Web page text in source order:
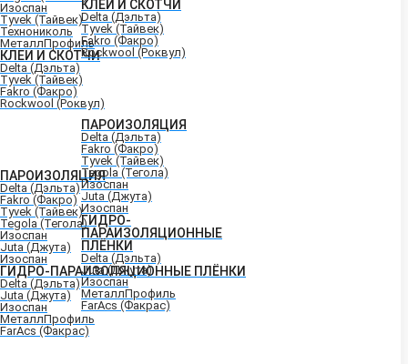
КЛЕИ И СКОТЧИ
Delta (Дэльта)
Tyvek (Тайвек)
Fakro (Факро)
Rockwool (Роквул)
ПАРОИЗОЛЯЦИЯ
Delta (Дэльта)
Fakro (Факро)
Tyvek (Тайвек)
Tegola (Тегола)
Изоспан
Juta (Джута)
Изоспан
ГИДРО-
ПАРАИЗОЛЯЦИОННЫЕ
ПЛЁНКИ
Delta (Дэльта)
Juta (Джута)
Изоспан
МеталлПрофиль
FarAcs (Факрас)
Изоспан
Tyvek (Тайвек)
Технониколь
МеталлПрофиль
КЛЕИ И СКОТЧИ
Delta (Дэльта)
Tyvek (Тайвек)
Fakro (Факро)
Rockwool (Роквул)
ПАРОИЗОЛЯЦИЯ
Delta (Дэльта)
Fakro (Факро)
Tyvek (Тайвек)
Tegola (Тегола)
Изоспан
Juta (Джута)
Изоспан
ГИДРО-ПАРАИЗОЛЯЦИОННЫЕ ПЛЁНКИ
Delta (Дэльта)
Juta (Джута)
Изоспан
МеталлПрофиль
FarAcs (Факрас)